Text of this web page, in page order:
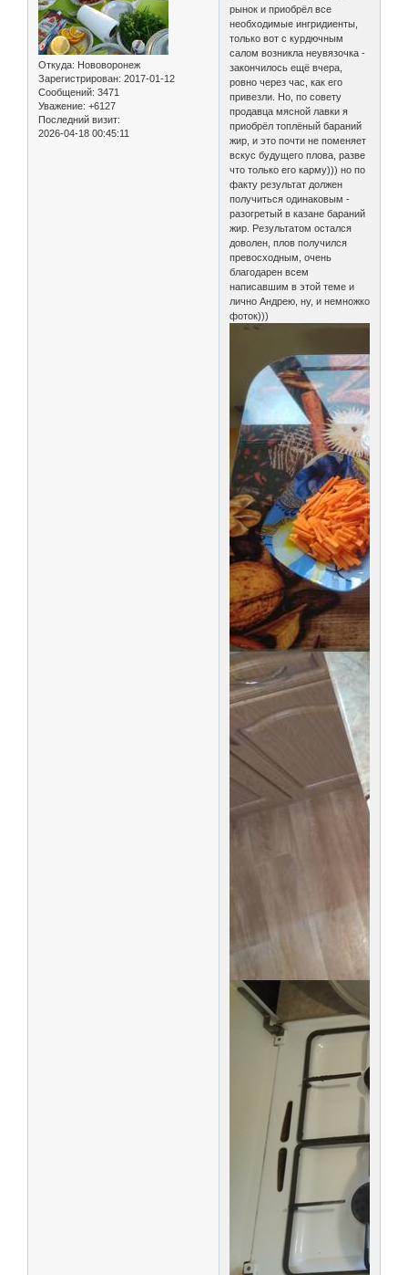
Откуда: Нововоронеж
Зарегистрирован: 2017-01-12
Сообщений: 3471
Уважение: +6127
Последний визит:
2026-04-18 00:45:11
рынок и приобрёл все
необходимые ингридиенты,
только вот с курдючным
салом возникла неувязочка -
закончилось ещё вчера,
ровно через час, как его
привезли. Но, по совету
продавца мясной лавки я
приобрёл топлёный бараний
жир, и это почти не поменяет
вскус будущего плова, разве
что только его карму))) но по
факту результат должен
получиться одинаковым -
разогретый в казане бараний
жир. Результатом остался
доволен, плов получился
превосходным, очень
благодарен всем
написавшим в этой теме и
лично Андрею, ну, и немножко
фоток)))